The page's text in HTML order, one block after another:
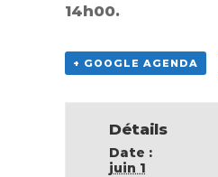
14h00.
+ GOOGLE AGENDA
Détails
Date :
juin 1